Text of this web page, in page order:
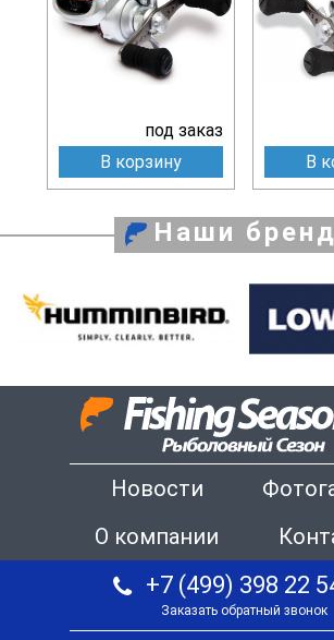
под заказ
В корзину
В
Наши
Новости
О компании
+7 (499) 398 22
Заказать обратный звонок